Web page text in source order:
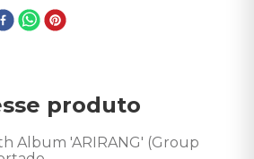
produto
Album 'ARIRANG' (Group